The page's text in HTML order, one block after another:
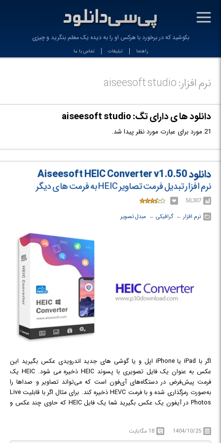
-
بکوشید که در برخورد با هرکس او را به دیده یک معلم بنگرید و چیزی از او_
راهنما تبلیغات تماس با ما
نرم افزار: aiseesoft studio
دانلود ها ی دارای تگ: aiseesoft studio
21 مورد برای عبارت مورد نظر پیدا شد.
دانلود Aiseesoft HEIC Converter v1.0.50
نرم افزار تبدیل فرمت تصاویر HEIC به فرمت های دیگر
50,307
نرم افزار ← ‏گرافیکی ← ‏ مبدل تصویر
اگر با iPad یا iPhone اپل و یا گوشی های جدید اندرویدی عکس بگیرید این
عکس به عنوان یک فایل تصویری با پسوند HEIC ذخیره می شود. HEIC یک
فرمت پیش‌فرض در دستگاه‌های آی‌فون است که می‌تواند تصاویر و صداها را
به‌صورت رمزگذاری شده و با فرمت HEVC ذخیره کند. برای مثال اگر با قابلیت Live
Photos در آیفون یک عکس بگیرید شما یک فایل HEIC که حاوی چند عکس و
Compatible را انتخاب می کردید این تصاویر زنده به عنوان یک فایل تصویری1404/10/25 18 مگابایت